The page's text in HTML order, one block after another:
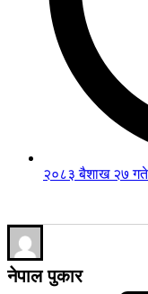
२०८३ बैशाख २७
नेपाल पुकार